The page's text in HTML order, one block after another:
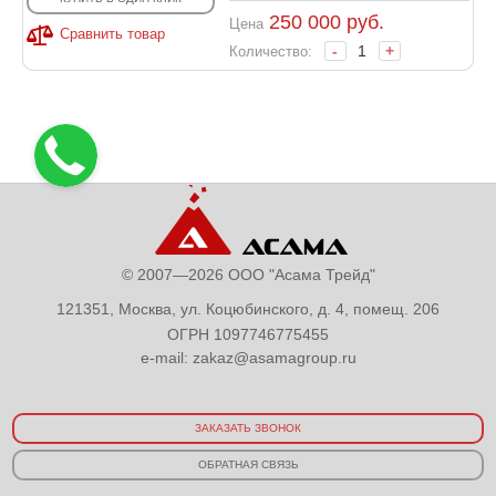
Сравнить товар
Цена 250 000руб.
Количество: - +
© 2007—2026 ООО "Асама Трейд"
121351, Москва, ул. Коцюбинского, д. 4, помещ. 206
ОГРН 1097746775455
e-mail: zakaz@asamagroup.ru
ЗАКАЗАТЬ ЗВОНОК
ОБРАТНАЯ СВЯЗЬ